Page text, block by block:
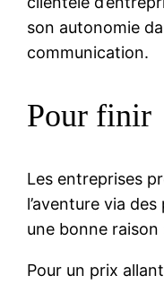
son autonomie
communication.
Pour finir
Les entreprises
l’aventure via
une bonne
Pour un prix